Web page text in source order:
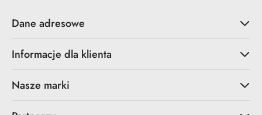
Dane adresowe
Informacje dla klienta
Nasze marki